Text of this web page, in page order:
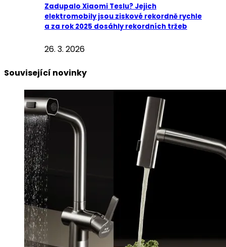
Zadupalo Xiaomi Teslu? Jejich
elektromobily jsou ziskové rekordně rychle
a za rok 2025 dosáhly rekordních tržeb
26. 3. 2026
Související novinky